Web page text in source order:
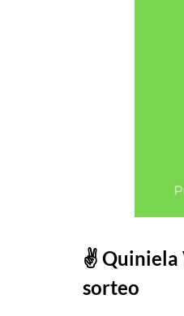
✌ Quiniela
sorteo